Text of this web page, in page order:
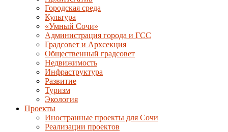
Городская среда
Культура
«Умный Сочи»
Администрация города и ГСС
Градсовет и Архсекция
Общественный градсовет
Недвижимость
Инфраструктура
Развитие
Туризм
Экология
Проекты
Иностранные проекты для Сочи
Реализации проектов